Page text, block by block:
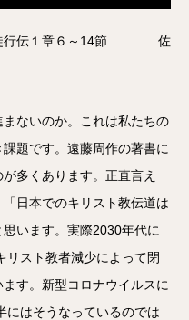
徒行伝１章６～14節 佐
ないのか。これは私たちの
題です。遠藤周作の著書に
多くあります。正直言え
日本でのキリスト教伝道は
います。実際2030年代に
リスト教者減少によって閉
す。新型コロナウイルスに
にはそうなっているのでは